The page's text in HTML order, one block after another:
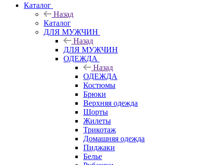
Каталог
Назад
Каталог
ДЛЯ МУЖЧИН
Назад
ДЛЯ МУЖЧИН
ОДЕЖДА
Назад
ОДЕЖДА
Костюмы
Брюки
Верхняя одежда
Шорты
Жилеты
Трикотаж
Домашняя одежда
Пиджаки
Белье